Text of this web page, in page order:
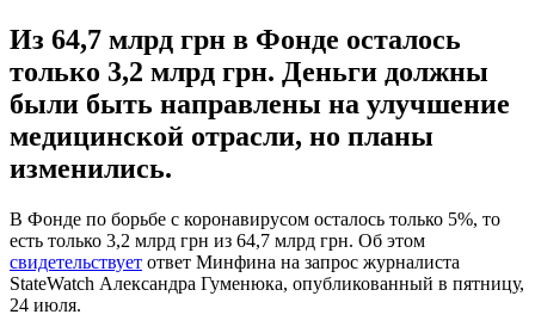
Из 64,7 млрд грн в Фонде осталось
только 3,2 млрд грн. Деньги должны
были быть направлены на улучшение
медицинской отрасли, но планы
изменились.
В Фонде по борьбе с коронавирусом осталось только 5%, то
есть только 3,2 млрд грн из 64,7 млрд грн. Об этом
свидетельствует ответ Минфина на запрос журналиста
StateWatch Александра Гуменюка, опубликованный в пятницу,
24 июля.